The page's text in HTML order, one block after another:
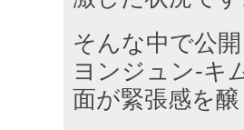
そんな中で公
ヨンジュン-キ
面が緊張感を